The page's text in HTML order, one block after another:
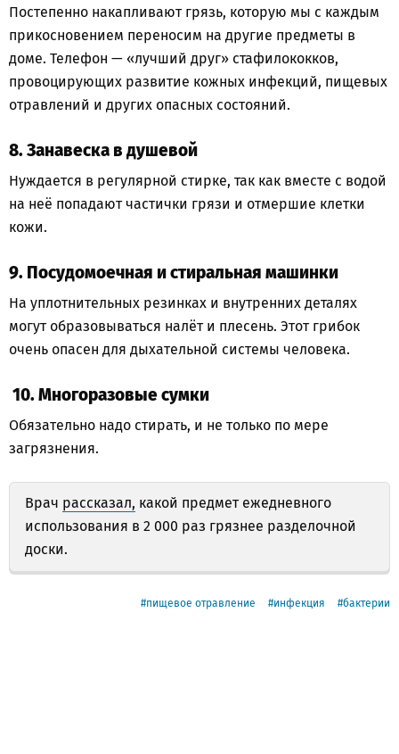
Постепенно накапливают грязь, которую мы с каждым
прикосновением переносим на другие предметы в
доме. Телефон — «лучший друг» стафилококков,
провоцирующих развитие кожных инфекций, пищевых
отравлений и других опасных состояний.
8. Занавеска в душевой
Нуждается в регулярной стирке, так как вместе с водой
на неё попадают частички грязи и отмершие клетки
кожи.
9. Посудомоечная и стиральная машинки
На уплотнительных резинках и внутренних деталях
могут образовываться налёт и плесень. Этот грибок
очень опасен для дыхательной системы человека.
10. Многоразовые сумки
Обязательно надо стирать, и не только по мере
загрязнения.
Врач рассказал, какой предмет ежедневного
использования в 2 000 раз грязнее разделочной
доски.
пищевое отравление инфекция бактерии